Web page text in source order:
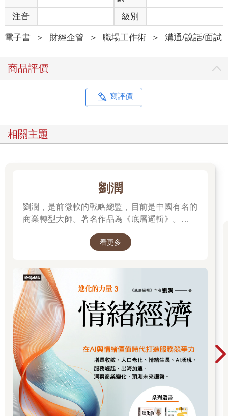
注音
級別
電子書 ＞ 財經企管 ＞ 職場工作術 ＞ 溝通/說話/面試
商品評價
寫評價
相關主題
劉潤
劉潤，是前微軟的戰略總監，目前是中國有名的
商業轉型大師。著名作品為《底層邏輯》。唯有
的世界中，認清所有真相！
看更多